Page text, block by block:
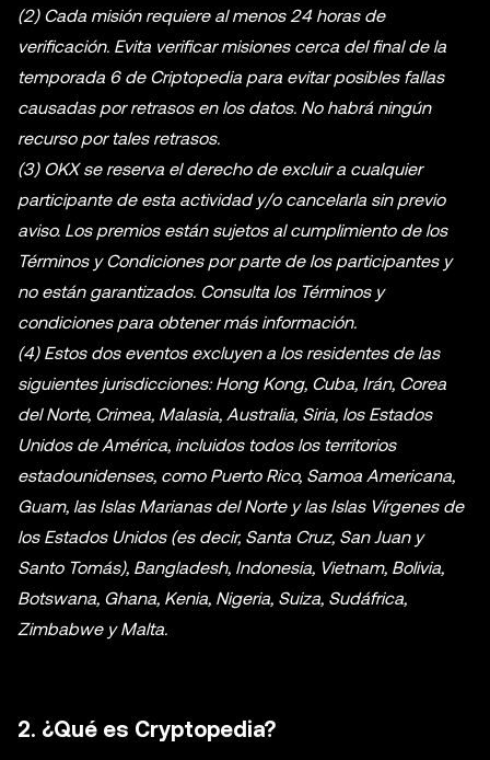
(2) Cada misión requiere al menos 24 horas de
verificación. Evita verificar misiones cerca del final de la
temporada 6 de Criptopedia para evitar posibles fallas
causadas por retrasos en los datos. No habrá ningún
recurso por tales retrasos.
(3) OKX se reserva el derecho de excluir a cualquier
participante de esta actividad y/o cancelarla sin previo
aviso. Los premios están sujetos al cumplimiento de los
Términos y Condiciones por parte de los participantes y
no están garantizados. Consulta los Términos y
condiciones para obtener más información.
(4) Estos dos eventos excluyen a los residentes de las
siguientes jurisdicciones: Hong Kong, Cuba, Irán, Corea
del Norte, Crimea, Malasia, Australia, Siria, los Estados
Unidos de América, incluidos todos los territorios
estadounidenses, como Puerto Rico, Samoa Americana,
Guam, las Islas Marianas del Norte y las Islas Vírgenes de
los Estados Unidos (es decir, Santa Cruz, San Juan y
Santo Tomás), Bangladesh, Indonesia, Vietnam, Bolivia,
Botswana, Ghana, Kenia, Nigeria, Suiza, Sudáfrica,
Zimbabwe y Malta.
2. ¿Qué es Cryptopedia?